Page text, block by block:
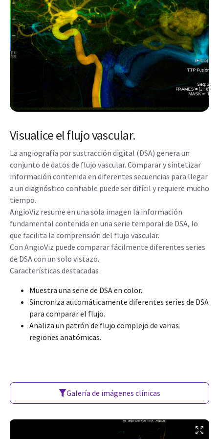
Visualice el flujo vascular.
La angiografía por sustracción digital (DSA) genera un
conjunto de datos de flujo vascular. Comparar y sintetizar
información contenida en diferentes secuencias para llegar
a un diagnóstico confiable puede ser difícil y requiere mucho
tiempo.
AngioViz resume en una sola imagen la información
fundamental contenida en una serie temporal de DSA, lo
que facilita la comprensión del flujo vascular.
Con AngioViz puede comparar fácilmente diferentes series
de DSA con un solo vistazo.
Características destacadas
Muestra una serie de DSA en color.
Sincroniza automáticamente diferentes series de DSA
para comparar el flujo.
Analiza un patrón de flujo complejo de varias
regiones anatómicas.
Galería de imágenes clínicas